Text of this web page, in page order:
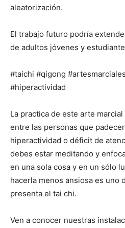
aleatorización.
El trabajo futuro podría
de adultos jóvenes y
#taichi #qigong
#hiperactividad
La practica de este arte
entre las personas que
hiperactividad o déficit de
debes estar meditando y
en una sola cosa y en un sólo
hacerla menos ansiosa es uno
presenta el tai chi.
Ven a conocer nuestras